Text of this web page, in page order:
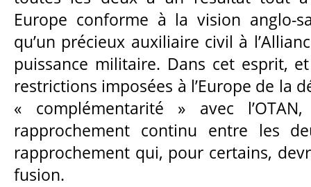
Europe conforme à la vision anglo-
qu’un précieux auxiliaire civil à
puissance militaire. Dans cet esprit,
restrictions imposées à l’Europe de la
« complémentarité » avec
rapprochement continu entre les
rapprochement qui, pour certains,
fusion.